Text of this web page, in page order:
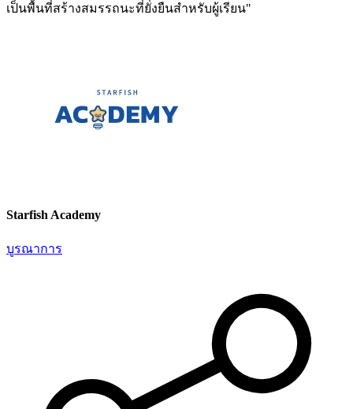
เป็นพื้นที่สร้างสมรรถนะที่ยั่งยืนสำหรับผู้เรียน"
Starfish Academy
บูรณาการ